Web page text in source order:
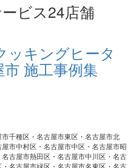
ビス24店舗
千種区・名古屋市東区・名古屋市北
市中村区・名古屋市中区・名古屋市昭
古屋市熱田区・名古屋市中川区・名古
名古屋市緑区・名古屋市名東区・名古